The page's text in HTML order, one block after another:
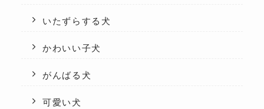
いたずらする犬
かわいい子犬
がんばる犬
可愛い犬